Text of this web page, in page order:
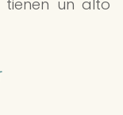
un alto